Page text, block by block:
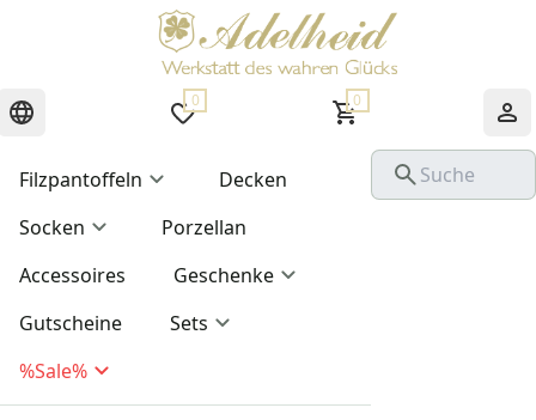
0 0
Filzpantoffeln
Decken
Socken
Porzellan
Accessoires
Geschenke
Gutscheine
Sets
%Sale%